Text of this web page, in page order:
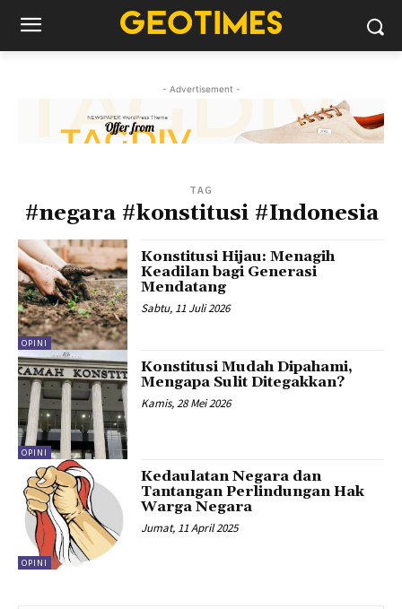
- Advertisement -
TAG
#negara #konstitusi #Indonesia
OPINI
Konstitusi Hijau: Menagih
Keadilan bagi Generasi
Mendatang
Sabtu, 11 Juli 2026
OPINI
Konstitusi Mudah Dipahami,
Mengapa Sulit Ditegakkan?
Kamis, 28 Mei 2026
OPINI
Kedaulatan Negara dan
Tantangan Perlindungan Hak
Warga Negara
Jumat, 11 April 2025